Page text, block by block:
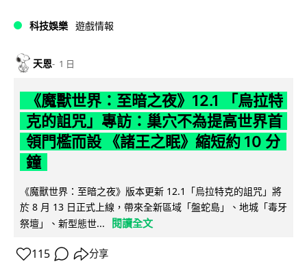
科技娛樂 遊戲情報
天恩 1 日
《魔獸世界：至暗之夜》12.1 「烏拉特
克的詛咒」專訪：巢穴不為提高世界首
領門檻而設 《諸王之眠》縮短約 10 分
鐘
《魔獸世界：至暗之夜》版本更新 12.1「烏拉特克的詛咒」將
於 8 月 13 日正式上線，帶來全新區域「盤蛇島」、地城「毒牙
祭壇」、新型態世...
閱讀全文
115 分享